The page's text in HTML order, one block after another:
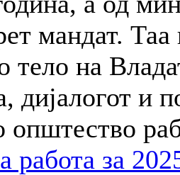
мандат.
тело на
дијалогот и
општество
работа за